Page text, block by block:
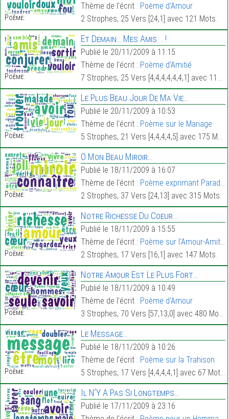
Poème:
Thème de l'écrit : Poème d'Amour
2 Strophes, 25 Vers [24,1] avec 121 Mots.
Poème:
Et Demain… Mes Amis. . !
Publié le 20/11/2009 à 11:15
Thème de l'écrit : Poème d'Amitié
7 Strophes, 25 Vers [4,4,4,4,4,4,1] avec 118 Mots.
Poème:
Le Plus Beau Jour De Ma Vie…
Publié le 20/11/2009 à 10:53
Thème de l'écrit : Poème sur le Mariage
5 Strophes, 21 Vers [4,4,4,4,5] avec 175 Mots.
Poème:
Ô Mon Beau Miroir…
Publié le 18/11/2009 à 16:07
Thème de l'écrit : Poème exprimant Paradoxe
2 Strophes, 37 Vers [24,13] avec 315 Mots.
Poème:
Notre Richesse Du Coeur…
Publié le 18/11/2009 à 15:55
Thème de l'écrit : Poème sur l'Amour-Amitié
2 Strophes, 17 Vers [16,1] avec 147 Mots.
Poème:
Notre Amour Est Le Plus Fort…
Publié le 18/11/2009 à 10:49
Thème de l'écrit : Poème d'Amour
3 Strophes, 70 Vers [57,13,0] avec 480 Mots.
Poème:
Le Message…
Publié le 18/11/2009 à 10:26
Thème de l'écrit : Poème sur la Trahison
5 Strophes, 17 Vers [4,4,4,4,1] avec 67 Mots.
Il N’Y A Pas Si Longtemps…
Publié le 17/11/2009 à 23:16